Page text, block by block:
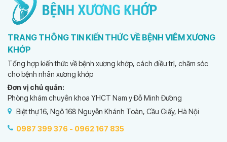
TRANG THÔNG TIN KIẾN THỨC VỀ BỆNH VIÊM XƯƠNG
KHỚP
Tổng hợp kiến thức về bệnh xương khớp, cách điều trị, chăm sóc
cho bệnh nhân xương khớp
Đơn vị chủ quản:
Phòng khám chuyên khoa YHCT Nam y Đỗ Minh Đường
Biệt thự 16, Ngõ 168 Nguyễn Khánh Toàn, Cầu Giấy, Hà Nội
0987 399 376 - 0962 167 835